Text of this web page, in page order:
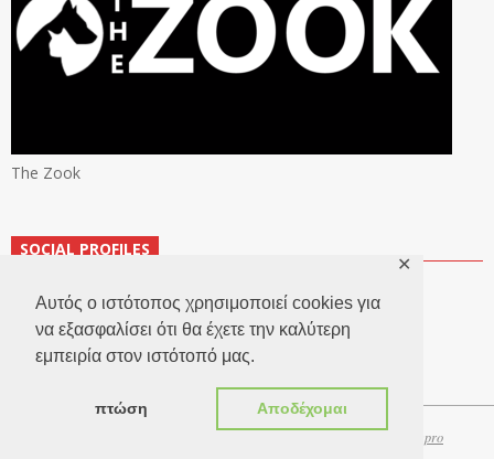
Αυτός ο ιστότοπος χρησιμοποιεί cookies για
να εξασφαλίσει ότι θα έχετε την καλύτερη
εμπειρία στον ιστότοπό μας.
πτώση Αποδέχομαι
✕
The Zook
SOCIAL PROFILES
Websitepro